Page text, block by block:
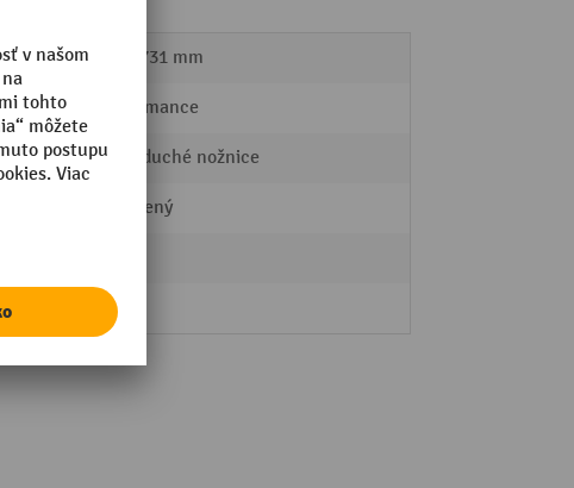
213 - 731 mm
Performance
Jednoduché nožnice
zatvorený
33 kg